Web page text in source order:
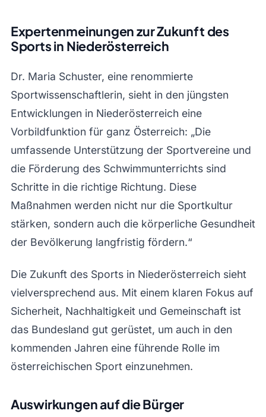
Expertenmeinungen zur Zukunft des
Sports in Niederösterreich
Dr. Maria Schuster, eine renommierte
Sportwissenschaftlerin, sieht in den jüngsten
Entwicklungen in Niederösterreich eine
Vorbildfunktion für ganz Österreich: „Die
umfassende Unterstützung der Sportvereine und
die Förderung des Schwimmunterrichts sind
Schritte in die richtige Richtung. Diese
Maßnahmen werden nicht nur die Sportkultur
stärken, sondern auch die körperliche Gesundheit
der Bevölkerung langfristig fördern.“
Die Zukunft des Sports in Niederösterreich sieht
vielversprechend aus. Mit einem klaren Fokus auf
Sicherheit, Nachhaltigkeit und Gemeinschaft ist
das Bundesland gut gerüstet, um auch in den
kommenden Jahren eine führende Rolle im
österreichischen Sport einzunehmen.
Auswirkungen auf die Bürger